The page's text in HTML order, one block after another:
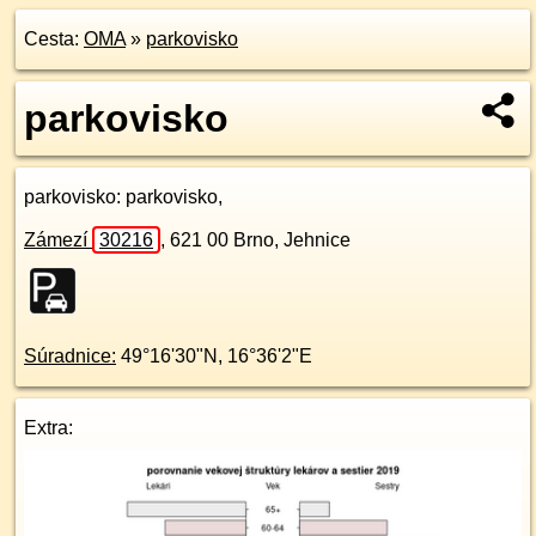
Cesta: OMA» parkovisko
parkovisko
parkovisko: parkovisko,
Zámezí 30216 , 621 00 Brno, Jehnice
Súradnice: 49°16'30"N , 16°36'2"E
Extra: